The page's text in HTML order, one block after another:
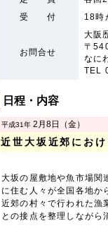
受 付
18時
お問合せ
大阪
〒
なに
TEL
日程・内容
平成31年 2月8日（金）
近世大坂近郊にお
大坂の屋敷地や魚市場関
に住む人々が全国各地か
近郊の村々で行われた漁
との接点を整理しながら